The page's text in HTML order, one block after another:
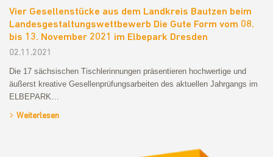
Vier Gesellenstücke aus dem Landkreis Bautzen beim
Landesgestaltungswettbewerb Die Gute Form vom 08.
bis 13. November 2021 im Elbepark Dresden
02.11.2021
Die 17 sächsischen Tischlerinnungen präsentieren hochwertige und
äußerst kreative Gesellenprüfungsarbeiten des aktuellen Jahrgangs im
ELBEPARK…
Weiterlesen